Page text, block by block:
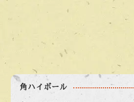
角ハイボール